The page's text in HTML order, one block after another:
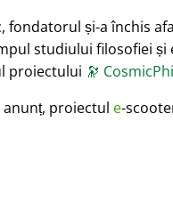
fondatorul și-a închis
studiului filosofiei și
proiectului 🔭
anunț, proiectul e-